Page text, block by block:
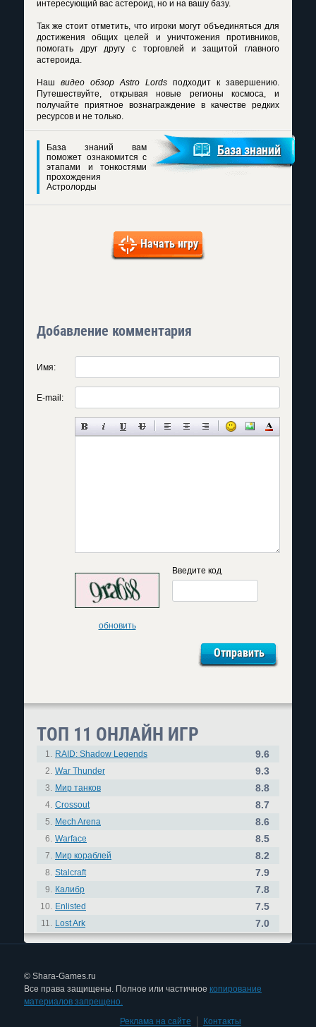
интересующий вас астероид, но и на вашу базу.
Так же стоит отметить, что игроки могут объединяться для
достижения общих целей и уничтожения противников,
помогать друг другу с торговлей и защитой главного
астероида.
Наш видео обзор Astro Lords подходит к завершению.
Путешествуйте, открывая новые регионы космоса, и
получайте приятное вознаграждение в качестве редких
ресурсов и не только.
База знаний вам
поможет ознакомится с
этапами и тонкостями
прохождения
Астролорды
База знаний
Начать игру
Добавление комментария
Имя:
E-mail:
обновить
Введите код
ТОП 11 ОНЛАЙН ИГР
1. RAID: Shadow Legends 9.6
2. War Thunder 9.3
3. Мир танков 8.8
4. Crossout 8.7
5. Mech Arena 8.6
6. Warface 8.5
7. Мир кораблей 8.2
8. Stalcraft 7.9
9. Калибр 7.8
10. Enlisted 7.5
11. Lost Ark 7.0
© Shara-Games.ru
Все права защищены. Полное или частичное копирование
материалов запрещено.
Реклама на сайте
Контакты